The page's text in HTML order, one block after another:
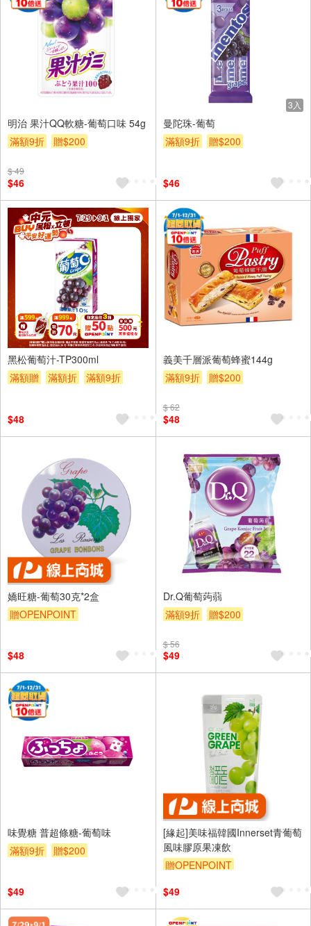
明治 果汁QQ軟糖-葡萄口味 54g
滿額9折
贈$200
$ 49
$46
3入
曼陀珠-葡萄
滿額9折
贈$200
$46
6入
黑松葡萄汁-TP300ml
滿額贈
滿額折
滿額9折
$48
義美千層派葡萄蜂蜜144g
滿額9折
贈$200
$ 62
$48
嬌旺糖-葡萄30克*2盒
贈OPENPOINT
$48
Dr.Q葡萄蒟蒻
滿額9折
贈$200
$ 56
$49
味覺糖 普超條糖-葡萄味
滿額9折
贈$200
$49
[緣起]美味福韓國Innerset青葡萄
風味膠原果凍飲
贈OPENPOINT
$49